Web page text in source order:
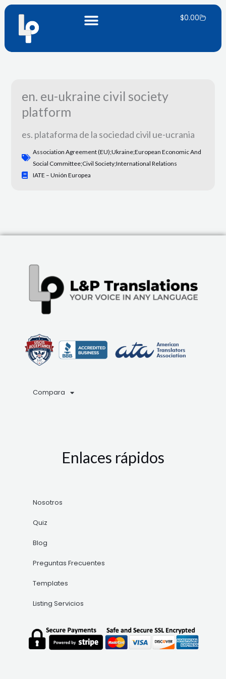
contenido
$0.00Carrito
en. eu-ukraine civil society
platform
es. plataforma de la sociedad civil ue-ucrania
Association Agreement (EU);Ukraine;European Economic And
Social Committee;civil Society;international Relations
IATE – Unión Europea
Compara
Enlaces rápidos
Nosotros
Quiz
Blog
Preguntas Frecuentes
Templates
Listing Servicios